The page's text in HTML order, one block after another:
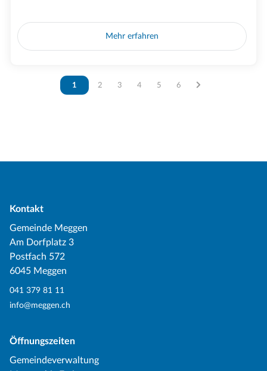
Mehr erfahren
Vous êtes sur la page
1 Vous êtes sur la page
2 Vous êtes sur la page
3 Vous êtes sur la page
4 Vous êtes sur la page
5 Vous êtes sur la page
6
Kontakt
Gemeinde Meggen
Am Dorfplatz 3
Postfach 572
6045 Meggen
041 379 81 11
info@meggen.ch
Öffnungszeiten
Gemeindeverwaltung